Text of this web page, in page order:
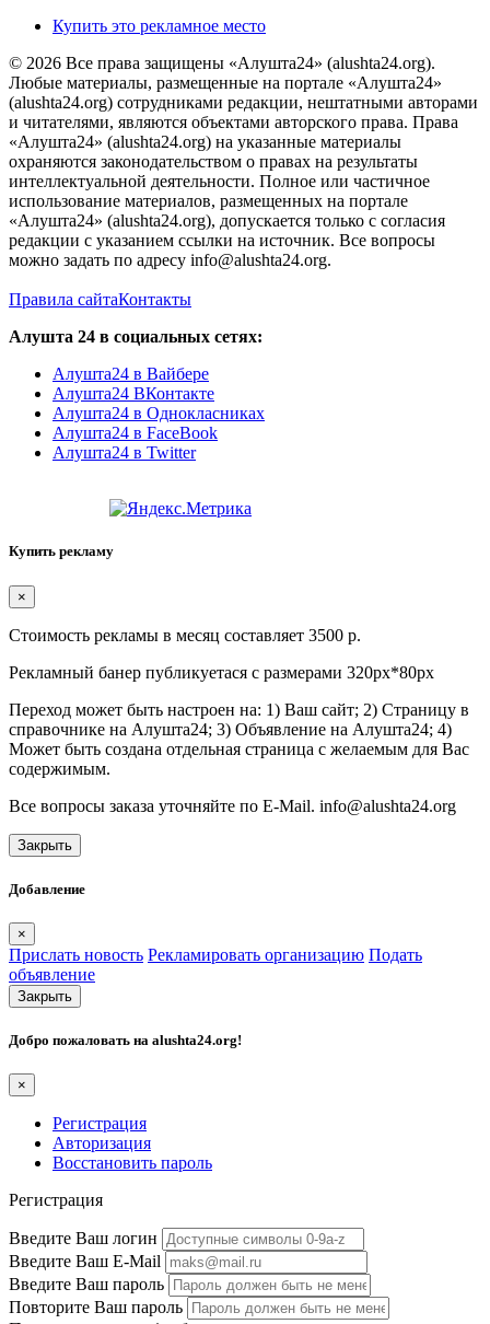
Купить это рекламное место
© 2026 Все права защищены «Алушта24» (alushta24.org).
Любые материалы, размещенные на портале «Алушта24»
(alushta24.org) сотрудниками редакции, нештатными авторами
и читателями, являются объектами авторского права. Права
«Алушта24» (alushta24.org) на указанные материалы
охраняются законодательством о правах на результаты
интеллектуальной деятельности. Полное или частичное
использование материалов, размещенных на портале
«Алушта24» (alushta24.org), допускается только с согласия
редакции с указанием ссылки на источник. Все вопросы
можно задать по адресу info@alushta24.org.
Правила сайтаКонтакты
Алушта 24 в социальных сетях:
Алушта24 в Вайбере
Алушта24 ВКонтакте
Алушта24 в Однокласниках
Алушта24 в FaceBook
Алушта24 в Twitter
Купить рекламу
×
Стоимость рекламы в месяц составляет 3500 р.
Рекламный банер публикуетася с размерами 320px*80px
Переход может быть настроен на: 1) Ваш сайт; 2) Страницу в
справочнике на Алушта24; 3) Объявление на Алушта24; 4)
Может быть создана отдельная страница с желаемым для Вас
содержимым.
Все вопросы заказа уточняйте по E-Mail. info@alushta24.org
Закрыть
Добавление
×
Прислать новость Рекламировать организацию Подать
объявление
Закрыть
Добро пожаловать на alushta24.org!
×
Регистрация
Авторизация
Восстановить пароль
Регистрация
Введите Ваш логин
Введите Ваш E-Mail
Введите Ваш пароль
Повторите Ваш пароль